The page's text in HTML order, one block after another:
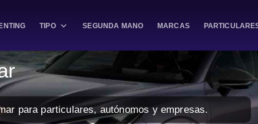
TIPO SEGUNDA MANO MARCAS
para particulares, autónomos y empresas.